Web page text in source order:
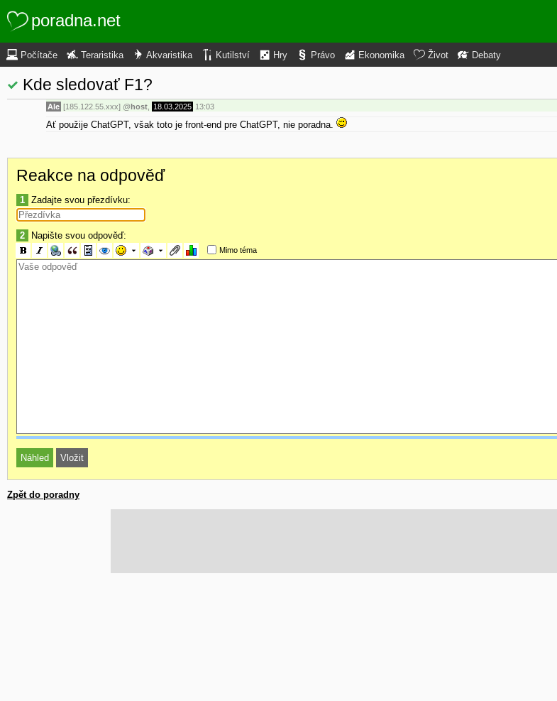
poradna.net
Počítače Teraristika Akvaristika Kutilství Hry Právo Ekonomika Život Debaty
Kde sledovať F1?
Ale [185.122.55.xxx] @host 18.03.2025 13:03
Ať použije ChatGPT, však toto je front-end pre ChatGPT, nie poradna.
Reakce na odpověď
1 Zadajte svou přezdívku:
2 Napište svou odpověď:
Mimo téma
Zpět do poradny